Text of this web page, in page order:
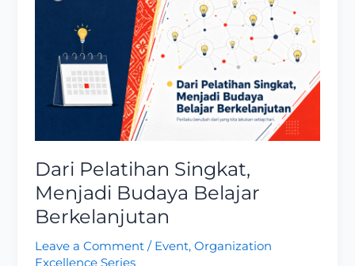
Dari Pelatihan Singkat,
Menjadi Budaya Belajar
Berkelanjutan
Leave a Comment / Event,Organization
Excellence Series
Singkat,
Menjadi
Budaya
Belajar
Berkelanjutan